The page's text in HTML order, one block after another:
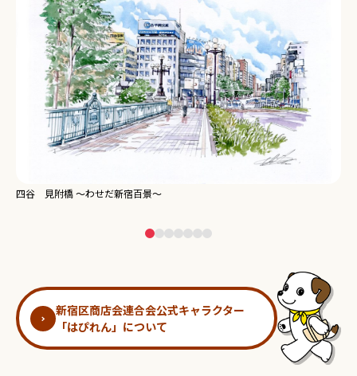
新宿区商店会連合会公式キャラクター
「はぴれん」について